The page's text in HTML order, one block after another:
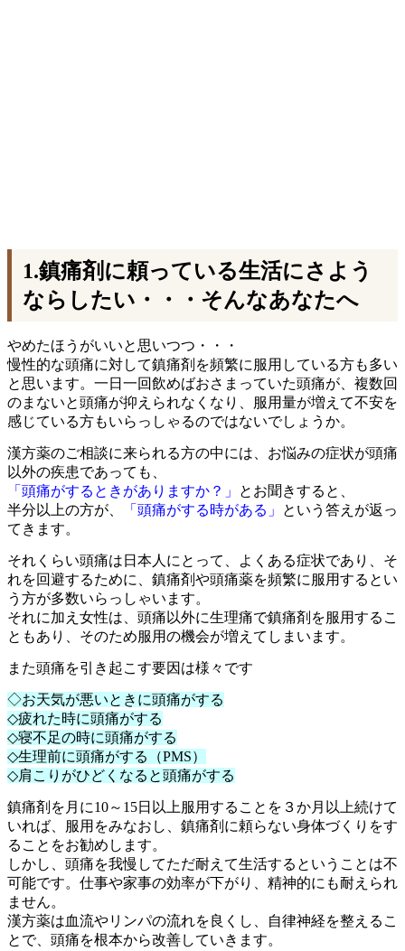
1.鎮痛剤に頼っている生活にさよう
ならしたい・・・そんなあなたへ
やめたほうがいいと思いつつ・・・
慢性的な頭痛に対して鎮痛剤を頻繁に服用している方も多い
と思います。一日一回飲めばおさまっていた頭痛が、複数回
のまないと頭痛が抑えられなくなり、服用量が増えて不安を
感じている方もいらっしゃるのではないでしょうか。
漢方薬のご相談に来られる方の中には、お悩みの症状が頭痛
以外の疾患であっても、
「頭痛がするときがありますか？」
とお聞きすると、
半分以上の方が、
「頭痛がする時がある」
という答えが返っ
てきます。
それくらい頭痛は日本人にとって、よくある症状であり、そ
れを回避するために、鎮痛剤や頭痛薬を頻繁に服用するとい
う方が多数いらっしゃいます。
それに加え女性は、頭痛以外に生理痛で鎮痛剤を服用するこ
ともあり、そのため服用の機会が増えてしまいます。
また頭痛を引き起こす要因は様々です
◇お天気が悪いときに頭痛がする
◇疲れた時に頭痛がする
◇寝不足の時に頭痛がする
◇生理前に頭痛がする（PMS）
◇肩こりがひどくなると頭痛がする
鎮痛剤を月に10～15日以上服用することを３か月以上続けて
いれば、服用をみなおし、鎮痛剤に頼らない身体づくりをす
ることをお勧めします。
しかし、頭痛を我慢してただ耐えて生活するということは不
可能です。仕事や家事の効率が下がり、精神的にも耐えられ
ません。
漢方薬は血流やリンパの流れを良くし、自律神経を整えるこ
とで、頭痛を根本から改善していきます。